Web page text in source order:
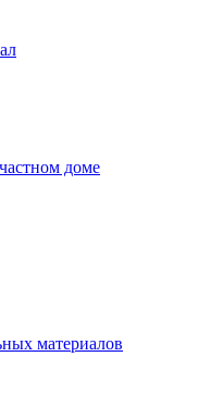
доме
материалов